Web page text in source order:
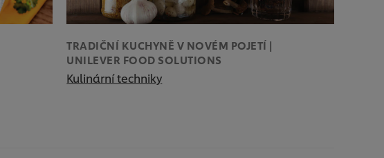
TRADIČNÍ KUCHYNĚ V NOVÉM POJETÍ |
UNILEVER FOOD SOLUTIONS
Kulinární techniky